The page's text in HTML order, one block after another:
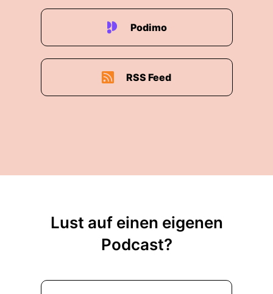
Podimo
RSS Feed
Lust auf einen eigenen
Podcast?